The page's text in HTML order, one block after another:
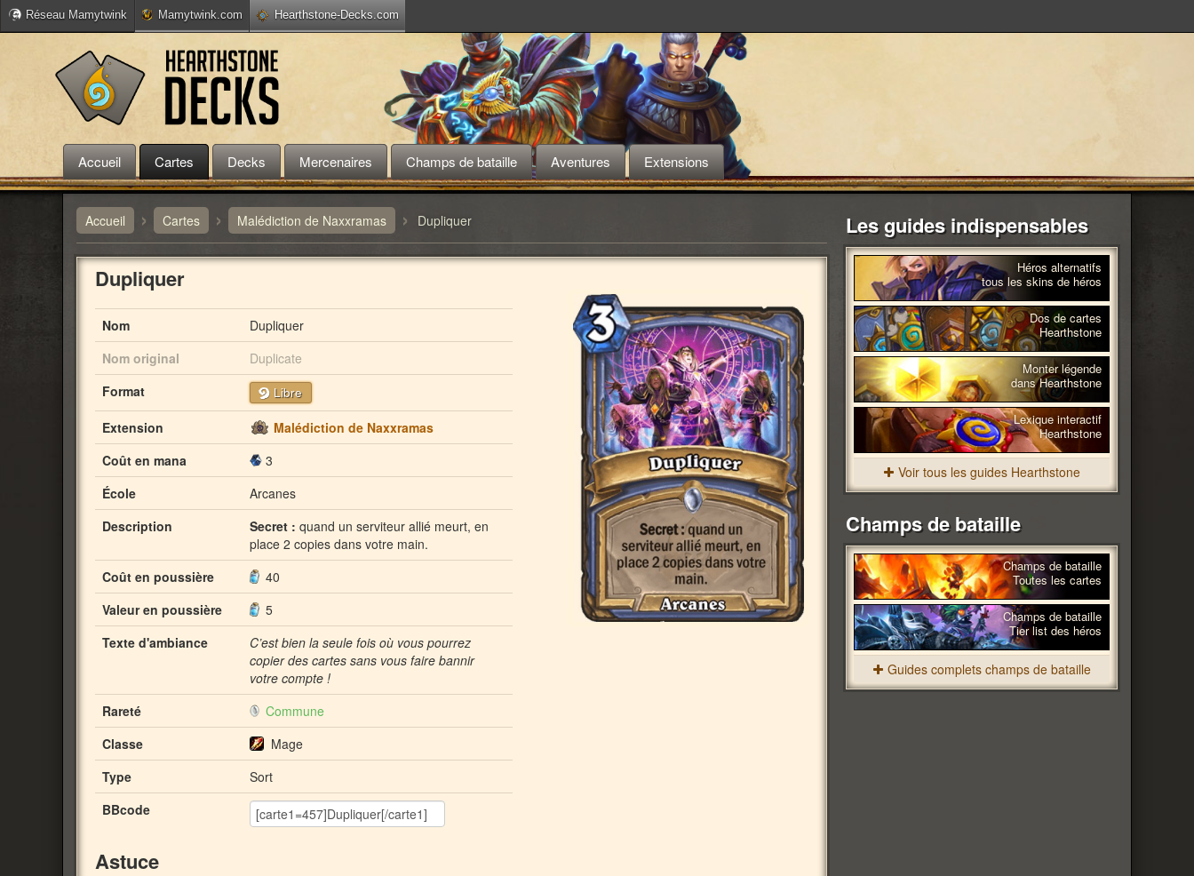
Réseau Mamytwink Mamytwink.com Hearthstone-Decks.com
Accueil Cartes Decks Mercenaires Champs de bataille Aventures Extensions
Accueil › Cartes › Malédiction de Naxxramas › Dupliquer
Dupliquer
Nom
Dupliquer
Nom original
Duplicate
Format
Libre
Extension
Malédiction de Naxxramas
Coût en mana
3
École
Arcanes
Description
Secret : quand un serviteur allié meurt, en
place 2 copies dans votre main.
Coût en poussière
40
Valeur en poussière
5
Texte d'ambiance
C’est bien la seule fois où vous pourrez
copier des cartes sans vous faire bannir
votre compte !
Rareté
Commune
Classe
Mage
Type
Sort
BBcode
Astuce
Les guides indispensables
Héros alternatifs
tous les skins de héros
Dos de cartes
Hearthstone
Monter légende
dans Hearthstone
Lexique interactif
Hearthstone
Voir tous les guides Hearthstone
Champs de bataille
Champs de bataille
Toutes les cartes
Champs de bataille
Tier list des héros
Guides complets champs de bataille